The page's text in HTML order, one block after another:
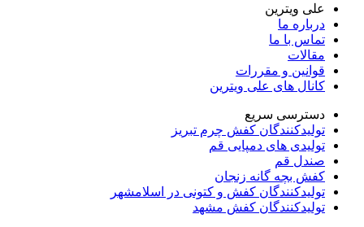
علی ویترین
درباره ما
تماس با ما
مقالات
قوانین و مقررات
کانال های علی ویترین
دسترسی سریع
تولیدکنندگان کفش چرم تبریز
تولیدی های دمپایی قم
صندل قم
کفش بچه گانه زنجان
تولیدکنندگان کفش و کتونی در اسلامشهر
تولیدکنندگان کفش مشهد